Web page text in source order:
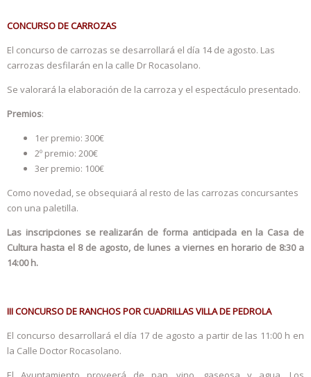
CONCURSO DE CARROZAS
El concurso de carrozas se desarrollará el día 14 de agosto. Las
carrozas desfilarán en la calle Dr Rocasolano.
Se valorará la elaboración de la carroza y el espectáculo presentado.
Premios:
1er premio: 300€
2º premio: 200€
3er premio: 100€
Como novedad, se obsequiará al resto de las carrozas concursantes
con una paletilla.
Las inscripciones se realizarán de forma anticipada en la Casa de
Cultura hasta el 8 de agosto, de lunes a viernes en horario de 8:30 a
14:00 h.
III CONCURSO DE RANCHOS POR CUADRILLAS VILLA DE PEDROLA
El concurso desarrollará el día 17 de agosto a partir de las 11:00 h en
la Calle Doctor Rocasolano.